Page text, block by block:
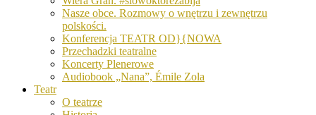
Nasze obce. Rozmowy o wnętrzu i zewnętrzu
polskości.
Konferencja TEATR OD}{NOWA
Przechadzki teatralne
Koncerty Plenerowe
Audiobook „Nana”, Émile Zola
Teatr
O teatrze